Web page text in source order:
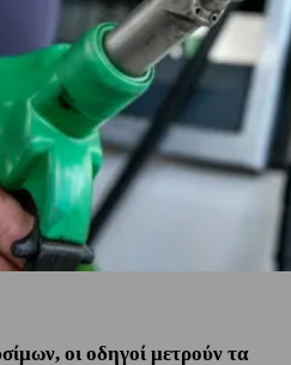
οι οδηγοί μετρούν τα